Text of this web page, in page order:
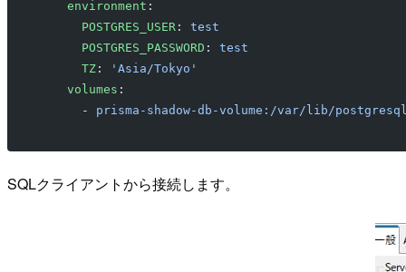
    environment
:
      POSTGRES_USER
: test
      POSTGRES_PASSWORD
: test
      TZ
:
'Asia/Tokyo'
    volumes
:
      -
prisma-shadow-db-volume:/var/lib/
SQLクライアントから接続します。